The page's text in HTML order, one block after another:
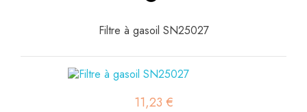
Filtre à gasoil SN25027
11,23 €